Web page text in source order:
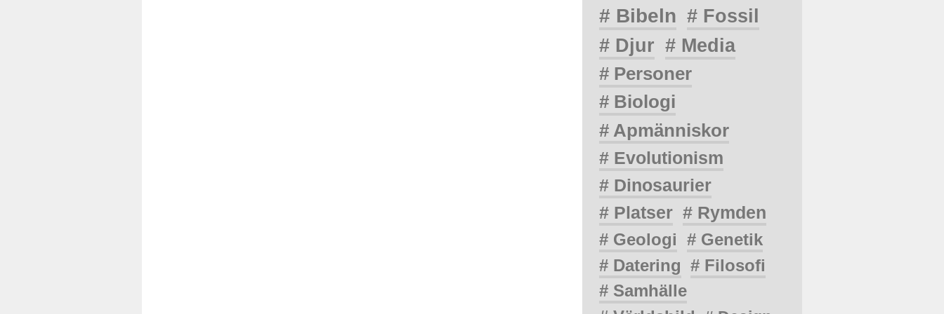
# Bibeln # Fossil
# Djur # Media
# Personer
# Biologi
# Apmänniskor
# Evolutionism
# Dinosaurier
# Platser # Rymden
# Geologi # Genetik
# Datering # Filosofi
# Samhälle